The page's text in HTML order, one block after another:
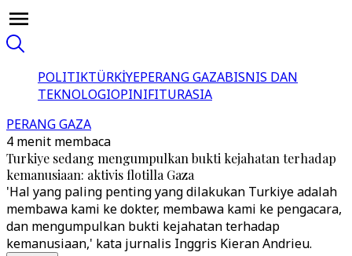
POLITIKTÜRKİYEPERANG GAZABISNIS DAN
TEKNOLOGIOPINIFITURASIA
PERANG GAZA
4 menit membaca
Turkiye sedang mengumpulkan bukti kejahatan terhadap
kemanusiaan: aktivis flotilla Gaza
'Hal yang paling penting yang dilakukan Turkiye adalah
membawa kami ke dokter, membawa kami ke pengacara,
dan mengumpulkan bukti kejahatan terhadap
kemanusiaan,' kata jurnalis Inggris Kieran Andrieu.